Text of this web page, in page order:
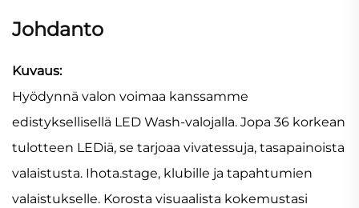
Johdanto
Kuvaus:
Hyödynnä valon voimaa kanssamme
edistyksellisellä LED Wash-valojalla. Jopa 36 korkean
tulotteen LEDiä, se tarjoaa vivatessuja, tasapainoista
valaistusta. Ihota.stage, klubille ja tapahtumien
valaistukselle. Korosta visuaalista kokemustasi